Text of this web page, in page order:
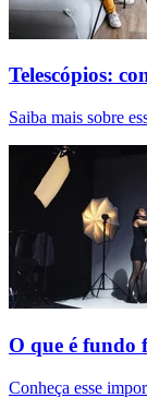
Telescópios:
Saiba mais sobre
O que é fundo
Conheça esse